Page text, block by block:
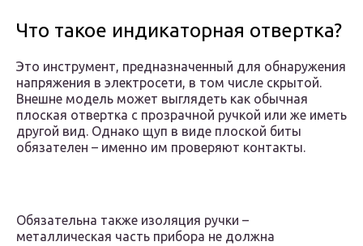
Что такое индикаторная отвертка?
Это инструмент, предназначенный для обнаружения
напряжения в электросети, в том числе скрытой.
Внешне модель может выглядеть как обычная
плоская отвертка с прозрачной ручкой или же иметь
другой вид. Однако щуп в виде плоской биты
обязателен – именно им проверяют контакты.
Обязательна также изоляция ручки –
металлическая часть прибора не должна